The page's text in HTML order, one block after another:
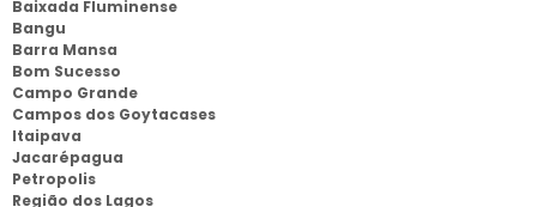
Baixada Fluminense
Bangu
Barra Mansa
Bom Sucesso
Campo Grande
Campos dos Goytacases
Itaipava
Jacarépagua
Petropolis
Região dos Lagos